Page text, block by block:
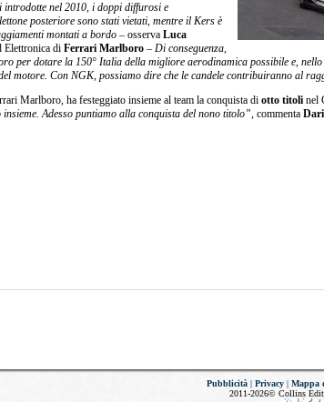
nel 2010, i doppi diffurosi e
posteriore sono stati vietati, mentre il Kers è
montati a bordo – osserva Luca
Elettronica di Ferrari Marlboro – Di conseguenza,
per dotare la 150° Italia della migliore aerodinamica possibile e, nello
motore. Con NGK, possiamo dire che le candele contribuiranno al
Marlboro, ha festeggiato insieme al team la conquista di otto titoli nel
insieme. Adesso puntiamo alla conquista del nono titolo”, commenta
Pubblicità| Privacy| Mappa
2011-2026© Collins